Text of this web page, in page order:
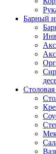
Барный
Столовая